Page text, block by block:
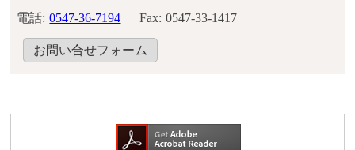
電話: 0547-36-7194 Fax: 0547-33-1417
お問い合せフォーム